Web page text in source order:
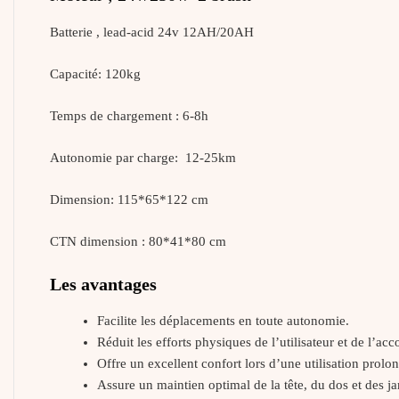
Batterie , lead-acid 24v 12AH/20AH
Capacité: 120kg
Temps de chargement : 6-8h
Autonomie par charge: 12-25km
Dimension: 115*65*122 cm
CTN dimension : 80*41*80 cm
Les avantages
Facilite les déplacements en toute autonomie.
Réduit les efforts physiques de l’utilisateur et de
Offre un excellent confort lors d’une utilisation
Assure un maintien optimal de la tête, du dos et des